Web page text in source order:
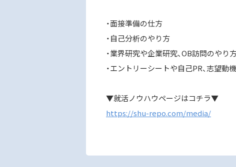
・面接準備の仕方
・自己分析のやり方
・業界研究や企業研究、OB訪問のやり
・エントリーシートや自己PR、志望動
▼就活ノウハウページはコチラ▼
https://shu-repo.com/media/